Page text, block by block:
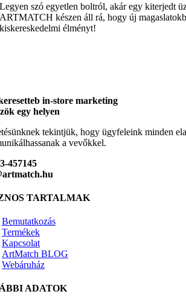
Legyen szó egyetlen boltról, akár egy kiterjedt
ARTMATCH készen áll rá, hogy új
kiskereskedelmi élményt!
in-store marketing
egy helyen
tekintjük, hogy ügyfeleink minden
a vevőkkel.
457145
TARTALMAK
Bemutatkozás
Termékek
Kapcsolat
ArtMatch BLOG
Webáruház
ADATOK